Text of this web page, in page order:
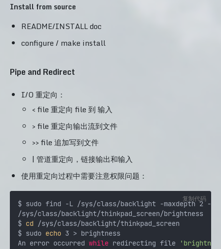
Install from source
README/INSTALL doc
configure / make install
Pipe and Redirect
I/O 重定向：
< file 重定向 file 到 输入
> file 重定向输出流到文件
>> file 追加写到文件
| 管道重定向，链接输出和输入
使用重定向过程中需要注意权限问题：
$ sudo find -L /sys/class/backlight -maxdepth 2 -
/sys/class/backlight/thinkpad_screen/brightness
$ cd /sys/class/backlight/thinkpad_screen
$ sudo echo 3 > brightness
An error occurred while redirecting file
复制代码